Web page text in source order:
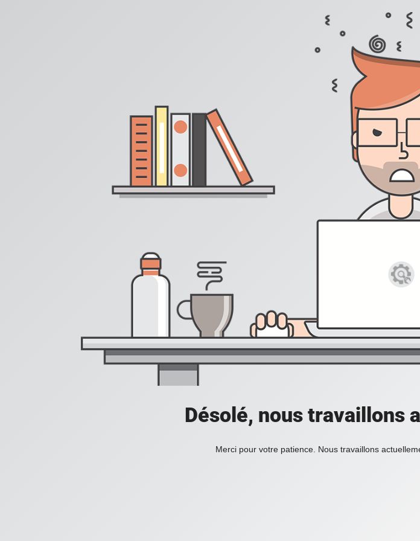
Désolé, nous travaillons
Merci pour votre patience. Nous travaillons